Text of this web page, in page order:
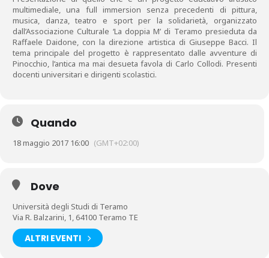
multimediale, una full immersion senza precedenti di pittura,
musica, danza, teatro e sport per la solidarietà, organizzato
dall’Associazione Culturale ‘La doppia M’ di Teramo presieduta da
Raffaele Daidone, con la direzione artistica di Giuseppe Bacci. Il
tema principale del progetto è rappresentato dalle avventure di
Pinocchio, l’antica ma mai desueta favola di Carlo Collodi. Presenti
docenti universitari e dirigenti scolastici.
Quando
18 maggio 2017 16:00 (GMT+02:00)
Dove
Università degli Studi di Teramo
Via R. Balzarini, 1, 64100 Teramo TE
ALTRI EVENTI